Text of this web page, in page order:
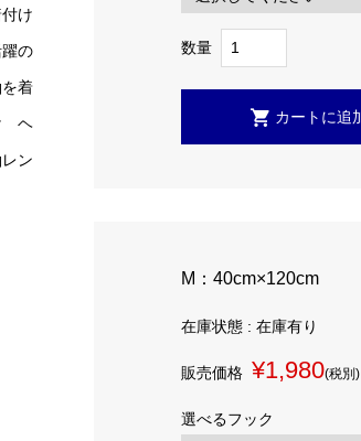
け
の
着
ヘ
ン
数量
M：40cm×120cm
在庫状態 : 在庫有り
販売価格 ¥1,980(税別)
選べるフック